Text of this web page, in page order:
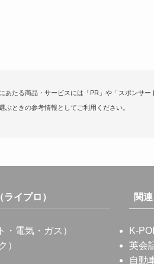
たる商品・サービスには「PR」や「スポンサー
ときの参考情報としてご利用ください。
イプロ）
電気・ガス）
）
関
K-
英会
自動